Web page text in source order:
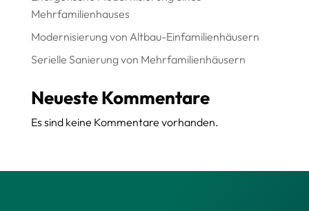
Mehrfamilienhauses
Modernisierung von Altbau-Einfamilienhäusern
Serielle Sanierung von Mehrfamilienhäusern
Neueste Kommentare
Es sind keine Kommentare vorhanden.